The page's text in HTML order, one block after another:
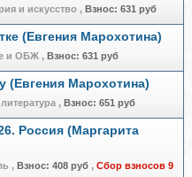
и искусство , Взнос: 631 руб
(Евгения Марохотина)
и ОБЖ , Взнос: 631 руб
(Евгения Марохотина)
, Взнос: 651 руб
Россия (Маргарита
, Взнос: 408 руб , Сбор взносов 9